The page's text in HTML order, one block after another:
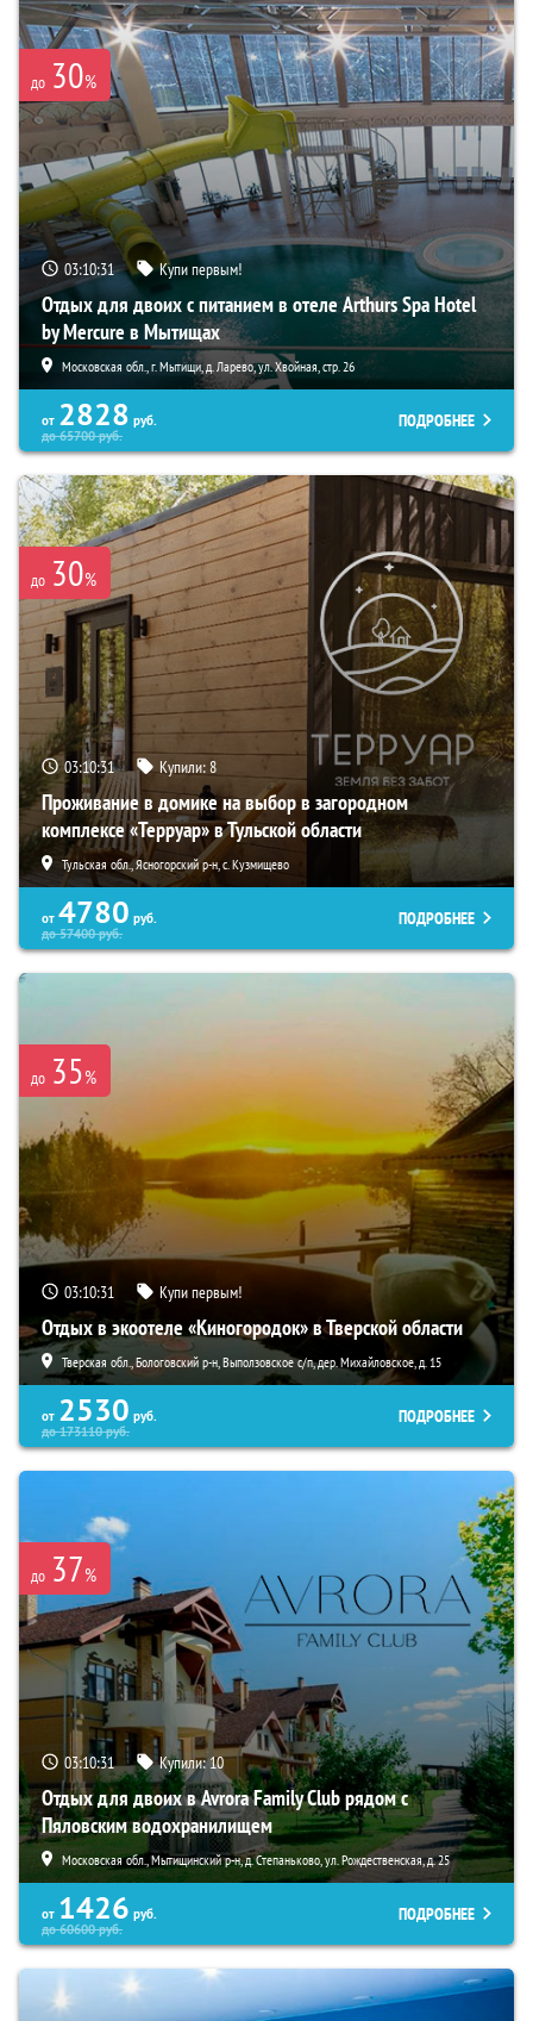
до 30%
03:10:29 Купи первым!
Отдых для двоих с питанием в отеле Arthurs Spa Hotel
by Mercure в Мытищах
Московская обл., г. Мытищи, д. Ларево, ул. Хвойная, стр. 26
от 2828 руб.
до65700руб.
ПОДРОБНЕЕ
до 30%
03:10:29 Купили:8
Проживание в домике на выбор в загородном
комплексе «Терруар» в Тульской области
Тульская обл., Ясногорский р-н, с. Кузмищево
от 4780 руб.
до57400руб.
ПОДРОБНЕЕ
до 35%
03:10:29 Купи первым!
Отдых в экоотеле «Киногородок» в Тверской области
Тверская обл., Бологовский р-н, Выползовское с/п, дер. Михайловское, д. 15
от 2530 руб.
до173110руб.
ПОДРОБНЕЕ
до 37%
03:10:29 Купили:10
Отдых для двоих в Avrora Family Club рядом с
Пяловским водохранилищем
Московская обл., Мытищинский р-н, д. Степаньково, ул. Рождественская, д. 25
от 1426 руб.
до60600руб.
ПОДРОБНЕЕ